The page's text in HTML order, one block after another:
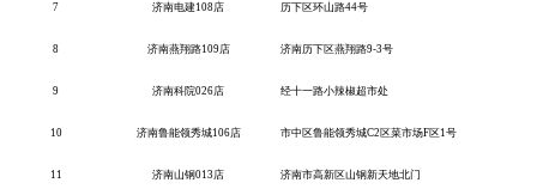
7 济南电建108店 历下区环山路44号
8 济南燕翔路109店 济南历下区燕翔路9-3号
9 济南科院026店 经十一路小辣椒超市处
10 济南鲁能领秀城106店 市中区鲁能领秀城C2区菜市场F区1号
11 济南山钢013店 济南市高新区山钢新天地北门